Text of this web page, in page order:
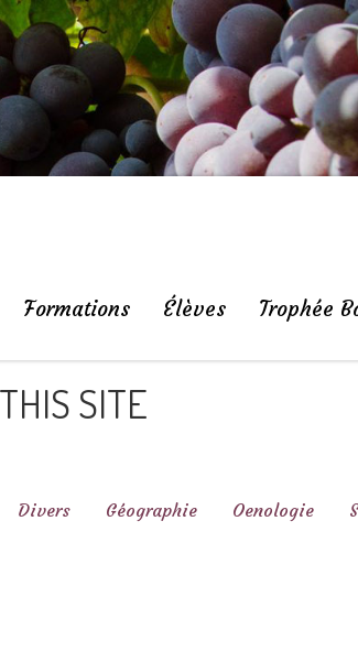
Formations Élèves Trophée
SITE
Divers Géographie Oenologie